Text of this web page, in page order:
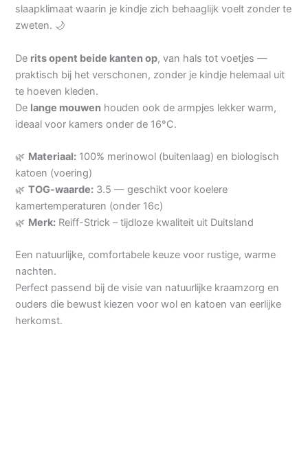
slaapklimaat waarin je kindje zich behaaglijk voelt zonder te
zweten. 🌙
De rits opent beide kanten op, van hals tot voetjes —
praktisch bij het verschonen, zonder je kindje helemaal uit
te hoeven kleden.
De lange mouwen houden ook de armpjes lekker warm,
ideaal voor kamers onder de 16°C.
🌿 Materiaal: 100% merinowol (buitenlaag) en biologisch
katoen (voering)
🌿TOG-waarde: 3.5 — geschikt voor koelere
kamertemperaturen (onder 16c)
🌿 Merk: Reiff-Strick – tijdloze kwaliteit uit Duitsland
Een natuurlijke, comfortabele keuze voor rustige, warme
nachten.
Perfect passend bij de visie van natuurlijke kraamzorg en
ouders die bewust kiezen voor wol en katoen van eerlijke
herkomst.